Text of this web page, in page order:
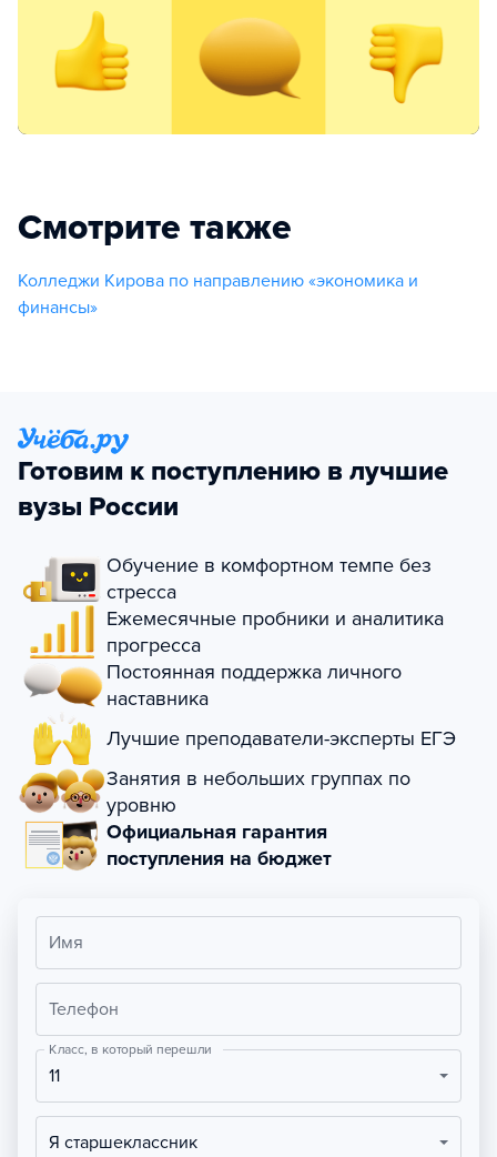
Смотрите также
Колледжи Кирова по направлению «экономика и
финансы»
Готовим к поступлению в лучшие
вузы России
Обучение в комфортном темпе без
стресса
Ежемесячные пробники и аналитика
прогресса
Постоянная поддержка личного
наставника
Лучшие преподаватели-эксперты ЕГЭ
Занятия в небольших группах по
уровню
Официальная гарантия
поступления на бюджет
Имя
Телефон
Класс, в который перешли
11
Я старшеклассник